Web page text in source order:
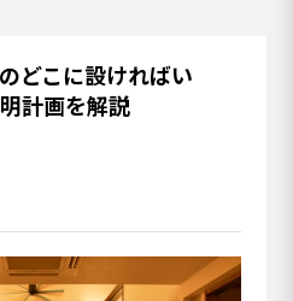
どこに設ければい
計画を解説